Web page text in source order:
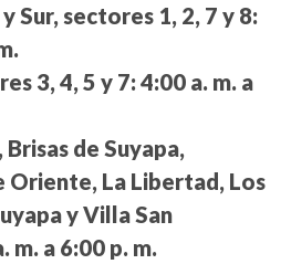
Sur, sectores 1, 2, 7 y 8:
3, 4, 5 y 7: 4:00 a. m. a
de Suyapa,
Oriente, La Libertad, Los
y Villa San
m. a 6:00 p. m.